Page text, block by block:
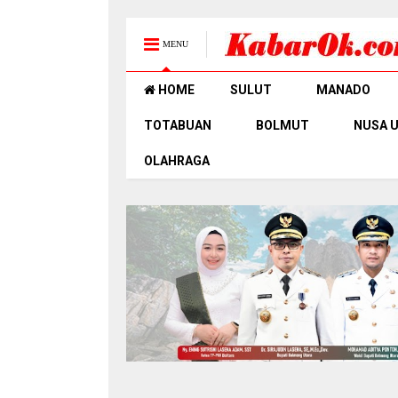
MENU
HOME SULUT MANADO
TOTABUAN BOLMUT NUSA
OLAHRAGA